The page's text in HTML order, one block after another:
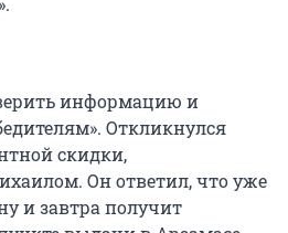
информацию и
Откликнулся
скидки,
Он ответил, что уже
и завтра получит